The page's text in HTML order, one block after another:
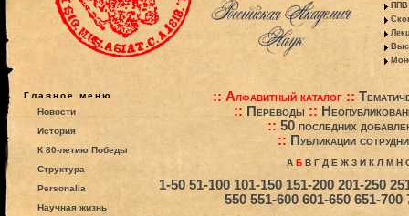
ППВ
Главное меню
Новости
История
К 80-летию Победы
Структура
Personalia
Научная жизнь
:: Алфавитный каталог ::
:: Переводы::
:: 50 последних
:: Публикации
А Б В Г Д Е Ж З И К Л М Н
1-50 51-100 101-150 151-200 201-250
550 551-600 601-650 651-700